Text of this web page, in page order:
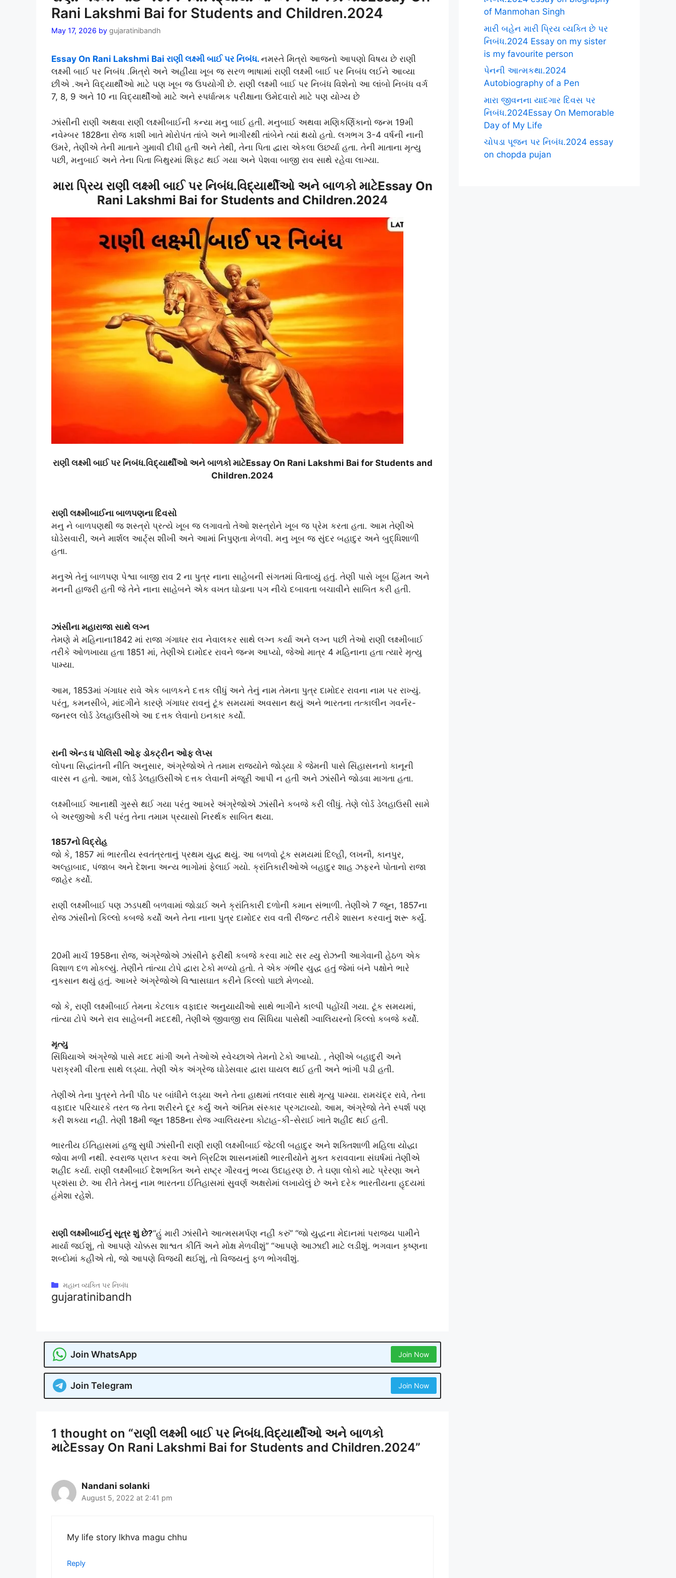
Rani Lakshmi Bai for Students and Children.2024
May 17, 2026 by gujaratinibandh
Essay On Rani Lakshmi Bai રાણી લક્ષ્મી બાઈ પર નિબંધ. નમસ્તે મિત્રો આજનો આપણો વિષય છે રાણી
લક્ષ્મી બાઈ પર નિબંધ .મિત્રો અને અહીંયા ખૂબ જ સરળ ભાષામાં રાણી લક્ષ્મી બાઈ પર નિબંધ લઈને આવ્યા
છીએ .અને વિદ્યાર્થીઓ માટે પણ ખૂબ જ ઉપયોગી છે. રાણી લક્ષ્મી બાઈ પર નિબંધ વિશેનો આ લાંબો નિબંધ વર્ગ
7, 8, 9 અને 10 ના વિદ્યાર્થીઓ માટે અને સ્પર્ધાત્મક પરીક્ષાના ઉમેદવારો માટે પણ યોગ્ય છે
ઝાંસીની રાણી અથવા રાણી લક્ષ્મીબાઈની કન્યા મનુ બાઈ હતી. મનુબાઈ અથવા મણિકર્ણિકાનો જન્મ 19મી
નવેમ્બર 1828ના રોજ કાશી ખાતે મોરોપંત તાંબે અને ભાગીરથી તાંબેને ત્યાં થયો હતો. લગભગ 3-4 વર્ષની નાની
ઉંમરે, તેણીએ તેની માતાને ગુમાવી દીધી હતી અને તેથી, તેના પિતા દ્વારા એકલા ઉછર્યા હતા. તેની માતાના મૃત્યુ
પછી, મનુબાઈ અને તેના પિતા બિથુરમાં શિફ્ટ થઈ ગયા અને પેશવા બાજી રાવ સાથે રહેવા લાગ્યા.
મારા પ્રિય રાણી લક્ષ્મી બાઈ પર નિબંધ.વિદ્યાર્થીઓ અને બાળકો માટેEssay On
Rani Lakshmi Bai for Students and Children.2024
રાણી લક્ષ્મી બાઈ પર નિબંધ.વિદ્યાર્થીઓ અને બાળકો માટેEssay On Rani Lakshmi Bai for Students and
Children.2024
રાણી લક્ષ્મીબાઈના બાળપણના દિવસો
મનુ ને બાળપણથી જ શસ્ત્રો પ્રત્યે ખૂબ જ લગાવતો તેઓ શસ્ત્રોને ખૂબ જ પ્રેમ કરતા હતા. આમ તેણીએ
ઘોડેસવારી, અને માર્શલ આર્ટ્સ શીખી અને આમાં નિપુણતા મેળવી. મનુ ખૂબ જ સુંદર બહાદુર અને બુદ્ધિશાળી
હતા.
મનુએ તેનું બાળપણ પેશ્વા બાજી રાવ 2 ના પુત્ર નાના સાહેબની સંગતમાં વિતાવ્યું હતું. તેણી પાસે ખૂબ હિંમત અને
મનની હાજરી હતી જે તેને નાના સાહેબને એક વખત ઘોડાના પગ નીચે દબાવતા બચાવીને સાબિત કરી હતી.
ઝાંસીના મહારાજા સાથે લગ્ન
તેમણે મે મહિનાના1842 માં રાજા ગંગાધર રાવ નેવાલકર સાથે લગ્ન કર્યા અને લગ્ન પછી તેઓ રાણી લક્ષ્મીબાઈ
તરીકે ઓળખાયા હતા 1851 માં, તેણીએ દામોદર રાવને જન્મ આપ્યો, જેઓ માત્ર 4 મહિનાના હતા ત્યારે મૃત્યુ
પામ્યા.
આમ, 1853માં ગંગાધર રાવે એક બાળકને દત્તક લીધું અને તેનું નામ તેમના પુત્ર દામોદર રાવના નામ પર રાખ્યું.
પરંતુ, કમનસીબે, માંદગીને કારણે ગંગાધર રાવનું ટૂંક સમયમાં અવસાન થયું અને ભારતના તત્કાલીન ગવર્નર-
જનરલ લોર્ડ ડેલહાઉસીએ આ દત્તક લેવાનો ઇનકાર કર્યો.
રાની એન્ડ ધ પોલિસી ઓફ ડોકટ્રીન ઓફ લેપ્સ
લોપના સિદ્ધાંતની નીતિ અનુસાર, અંગ્રેજોએ તે તમામ રાજ્યોને જોડ્યા કે જેમની પાસે સિંહાસનનો કાનૂની
વારસ ન હતો. આમ, લોર્ડ ડેલહાઉસીએ દત્તક લેવાની મંજૂરી આપી ન હતી અને ઝાંસીને જોડવા માગતા હતા.
લક્ષ્મીબાઈ આનાથી ગુસ્સે થઈ ગયા પરંતુ આખરે અંગ્રેજોએ ઝાંસીને કબજે કરી લીધું. તેણે લોર્ડ ડેલહાઉસી સામે
બે અરજીઓ કરી પરંતુ તેના તમામ પ્રયાસો નિરર્થક સાબિત થયા.
1857નો વિદ્રોહ
જો કે, 1857 માં ભારતીય સ્વતંત્રતાનું પ્રથમ યુદ્ધ થયું. આ બળવો ટૂંક સમયમાં દિલ્હી, લખનૌ, કાનપુર,
અલ્હાબાદ, પંજાબ અને દેશના અન્ય ભાગોમાં ફેલાઈ ગયો. ક્રાંતિકારીઓએ બહાદુર શાહ ઝફરને પોતાનો રાજા
જાહેર કર્યો.
રાણી લક્ષ્મીબાઈ પણ ઝડપથી બળવામાં જોડાઈ અને ક્રાંતિકારી દળોની કમાન સંભાળી. તેણીએ 7 જૂન, 1857ના
રોજ ઝાંસીનો કિલ્લો કબજે કર્યો અને તેના નાના પુત્ર દામોદર રાવ વતી રીજન્ટ તરીકે શાસન કરવાનું શરૂ કર્યું.
20મી માર્ચ 1958ના રોજ, અંગ્રેજોએ ઝાંસીને ફરીથી કબજે કરવા માટે સર હ્યુ રોઝની આગેવાની હેઠળ એક
વિશાળ દળ મોકલ્યું. તેણીને તાંત્યા ટોપે દ્વારા ટેકો મળ્યો હતો. તે એક ગંભીર યુદ્ધ હતું જેમાં બંને પક્ષોને ભારે
નુકસાન થયું હતું. આખરે અંગ્રેજોએ વિશ્વાસઘાત કરીને કિલ્લો પાછો મેળવ્યો.
જો કે, રાણી લક્ષ્મીબાઈ તેમના કેટલાક વફાદાર અનુયાયીઓ સાથે ભાગીને કાલ્પી પહોંચી ગયા. ટૂંક સમયમાં,
તાંત્યા ટોપે અને રાવ સાહેબની મદદથી, તેણીએ જીવાજી રાવ સિંધિયા પાસેથી ગ્વાલિયરનો કિલ્લો કબજે કર્યો.
મૃત્યુ
સિંધિયાએ અંગ્રેજો પાસે મદદ માંગી અને તેઓએ સ્વેચ્છાએ તેમનો ટેકો આપ્યો. , તેણીએ બહાદુરી અને
પરાક્રમી વીરતા સાથે લડ્યા. તેણી એક અંગ્રેજ ઘોડેસવાર દ્વારા ઘાયલ થઈ હતી અને ભાંગી પડી હતી.
તેણીએ તેના પુત્રને તેની પીઠ પર બાંધીને લડ્યા અને તેના હાથમાં તલવાર સાથે મૃત્યુ પામ્યા. રામચંદ્ર રાવે, તેના
વફાદાર પરિચારકે તરત જ તેના શરીરને દૂર કર્યું અને અંતિમ સંસ્કાર પ્રગટાવ્યો. આમ, અંગ્રેજો તેને સ્પર્શ પણ
કરી શક્યા નહીં. તેણી 18મી જૂન 1858ના રોજ ગ્વાલિયરના કોટાહ-કી-સેરાઈ ખાતે શહીદ થઈ હતી.
ભારતીય ઈતિહાસમાં હજુ સુધી ઝાંસીની રાણી રાણી લક્ષ્મીબાઈ જેટલી બહાદુર અને શક્તિશાળી મહિલા યોદ્ધા
જોવા મળી નથી. સ્વરાજ પ્રાપ્ત કરવા અને બ્રિટિશ શાસનમાંથી ભારતીયોને મુક્ત કરાવવાના સંઘર્ષમાં તેણીએ
શહીદ કર્યા. રાણી લક્ષ્મીબાઈ દેશભક્તિ અને રાષ્ટ્ર ગૌરવનું ભવ્ય ઉદાહરણ છે. તે ઘણા લોકો માટે પ્રેરણા અને
પ્રશંસા છે. આ રીતે તેમનું નામ ભારતના ઈતિહાસમાં સુવર્ણ અક્ષરોમાં લખાયેલું છે અને દરેક ભારતીયના હૃદયમાં
હંમેશા રહેશે.
રાણી લક્ષ્મીબાઈનું સૂત્ર શું છે?“હું મારી ઝાંસીને આત્મસમર્પણ નહીં કરું” “જો યુદ્ધના મેદાનમાં પરાજય પામીને
માર્યા જઈશું, તો આપણે ચોક્કસ શાશ્વત કીર્તિ અને મોક્ષ મેળવીશું” “આપણે આઝાદી માટે લડીશું. ભગવાન કૃષ્ણના
શબ્દોમાં કહીએ તો, જો આપણે વિજયી થઈશું, તો વિજયનું ફળ ભોગવીશું.
Categories
મહાન વ્યક્તિ પર નિબંધ
gujaratinibandh
Join WhatsApp Join Now
Join Telegram Join Now
1 thought on “રાણી લક્ષ્મી બાઈ પર નિબંધ.વિદ્યાર્થીઓ અને બાળકો
માટેEssay On Rani Lakshmi Bai for Students and Children.2024”
Nandani solanki
August 5, 2022 at 2:41 pm
My life story lkhva magu chhu
Reply
of Manmohan Singh
મારી બહેન મારી પ્રિય વ્યક્તિ છે પર
નિબંધ.2024 Essay on my sister
is my favourite person
પેનની આત્મકથા.2024
Autobiography of a Pen
મારા જીવનના યાદગાર દિવસ પર
નિબંધ.2024Essay On Memorable
Day of My Life
ચોપડા પૂજન પર નિબંધ.2024 essay
on chopda pujan